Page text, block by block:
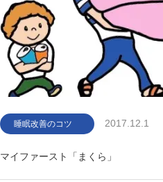
睡眠改善のコツ 2017.12.1
マイファースト「まくら」